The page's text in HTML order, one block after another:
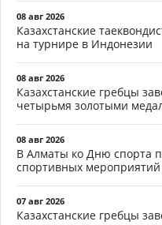
08 авг 2026
Казахстанские
на турнире в Индонезии
08 авг 2026
Казахстанские гребцы
четырьмя золотыми
08 авг 2026
В Алматы ко Дню спорта
спортивных мероприятий
07 авг 2026
Казахстанские гребцы